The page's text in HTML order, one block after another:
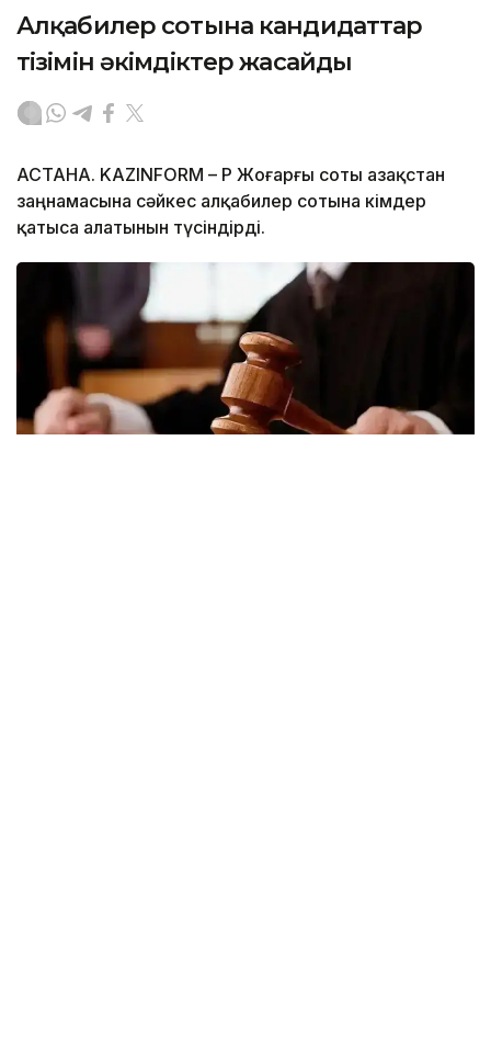
Алқабилер сотына кандидаттар
тізімін әкімдіктер жасайды
АСТАНА. KAZINFORM – ҚР Жоғарғы соты Қазақстан
заңнамасына сәйкес алқабилер сотына кімдер
қатыса алатынын түсіндірді.